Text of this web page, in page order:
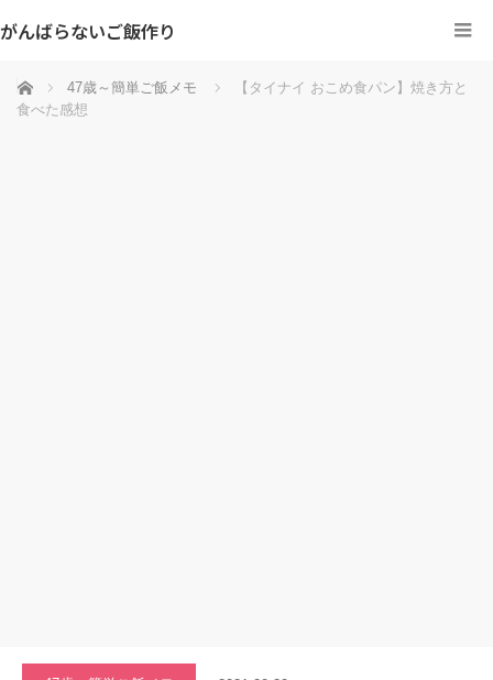
がんばらないご飯作り
ホーム 47歳～簡単ご飯メモ
【タイナイ おこめ食パン】焼き方と
食べた感想